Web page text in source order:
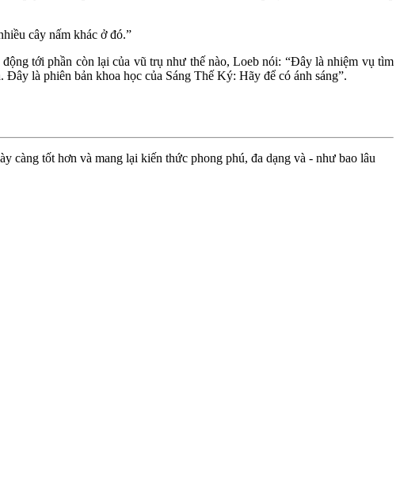
cây nấm khác ở đó.”
tới phần còn lại của vũ trụ như thế nào, Loeb nói: “Đây là nhiệm vụ tìm
là phiên bản khoa học của Sáng Thế Ký: Hãy để có ánh sáng”.
càng tốt hơn và mang lại kiến thức phong phú, đa dạng và - như bao lâu